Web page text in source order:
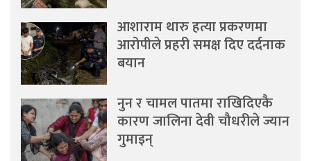
आशाराम थारु हत्या प्रकरणमा
आरोपीले प्रहरी समक्ष दिए दर्दनाक
बयान
नुन र चामल पातमा राखिदिएकै
कारण जालिना देवी चौधरीले ज्यान
गुमाइन्